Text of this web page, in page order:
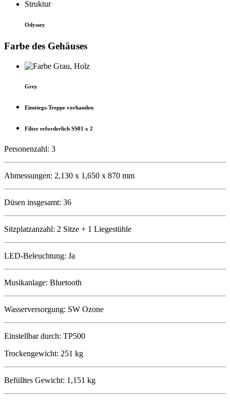
Odyssey
Farbe des Gehäuses
Grey
Einstiegs-Treppe vorhanden
Filter erforderlich SS01 x 2
Personenzahl: 3
Abmessungen: 2,130 x 1,650 x 870 mm
Düsen insgesamt: 36
Sitzplatzanzahl: 2 Sitze + 1 Liegestühle
LED-Beleuchtung: Ja
Musikanlage: Bluetooth
Wasserversorgung: SW Ozone
Einstellbar durch: TP500
Trockengewicht: 251 kg
Befülltes Gewicht: 1,151 kg